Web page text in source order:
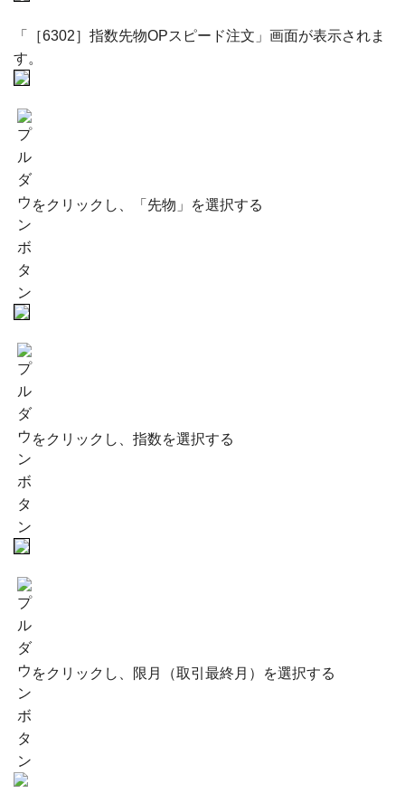
「［6302］指数先物OPスピード注文」画面が表示されま
す。
をクリックし、「先物」を選択する
をクリックし、指数を選択する
をクリックし、限月（取引最終月）を選択する